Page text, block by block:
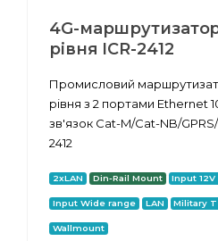
4G-
рівня ICR-2412
Промисловий
рівня з 2 портами Ethernet
зв'язок Cat-M/Cat-NB/
2412
2xLAN Din-Rail Mount Input 12V
Input Wide range LAN Military
Wallmount